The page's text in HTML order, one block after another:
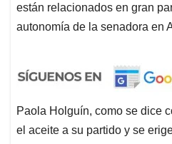
están relacionados en gran
autonomía de la senadora en
Paola Holguín, como se dice
el aceite a su partido y se